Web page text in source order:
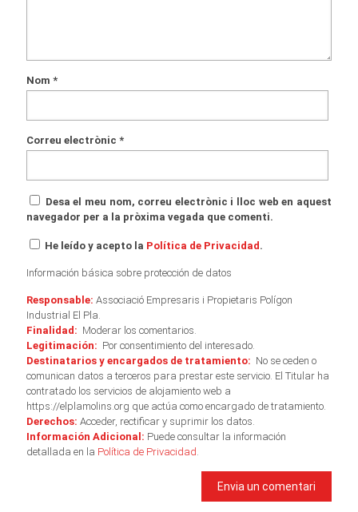
Nom *
Correu electrònic *
Desa el meu nom, correu electrònic i lloc web en aquest
navegador per a la pròxima vegada que comenti.
He leído y acepto la Política de Privacidad .
Información básica sobre protección de datos
Responsable: Associació Empresaris i Propietaris Polígon
Industrial El Pla.
Finalidad: Moderar los comentarios.
Legitimación: Por consentimiento del interesado.
Destinatarios y encargados de tratamiento: No se ceden o
comunican datos a terceros para prestar este servicio. El Titular ha
contratado los servicios de alojamiento web a
https://elplamolins.org que actúa como encargado de tratamiento.
Derechos: Acceder, rectificar y suprimir los datos.
Información Adicional: Puede consultar la información
detallada en la Política de Privacidad.